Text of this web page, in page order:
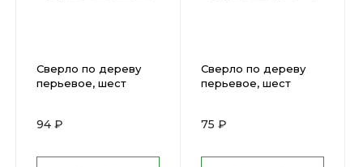
Сверло по дереву
перьевое, шест
94 ₽
Сверло по дереву
перьевое, шест
75 ₽